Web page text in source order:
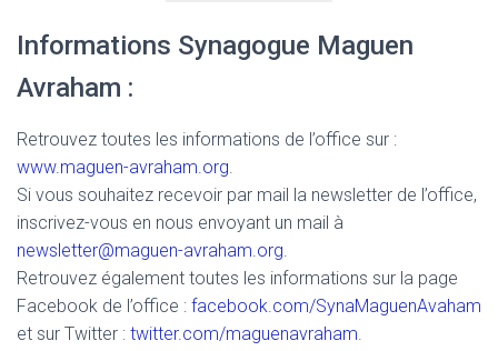
Informations Synagogue Maguen
Avraham :
Retrouvez toutes les informations de l’office sur :
www.maguen-avraham.org.
Si vous souhaitez recevoir par mail la newsletter de l’office,
inscrivez-vous en nous envoyant un mail à
newsletter@maguen-avraham.org.
Retrouvez également toutes les informations sur la page
Facebook de l’office : facebook.com/SynaMaguenAvaham
et sur Twitter : twitter.com/maguenavraham.